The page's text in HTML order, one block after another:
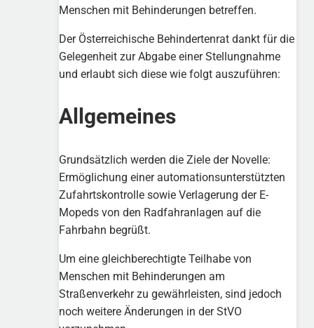
Menschen mit Behinderungen betreffen.
Der Österreichische Behindertenrat dankt für die
Gelegenheit zur Abgabe einer Stellungnahme
und erlaubt sich diese wie folgt auszuführen:
Allgemeines
Grundsätzlich werden die Ziele der Novelle:
Ermöglichung einer automationsunterstützten
Zufahrtskontrolle sowie Verlagerung der E-
Mopeds von den Radfahranlagen auf die
Fahrbahn begrüßt.
Um eine gleichberechtigte Teilhabe von
Menschen mit Behinderungen am
Straßenverkehr zu gewährleisten, sind jedoch
noch weitere Änderungen in der StVO